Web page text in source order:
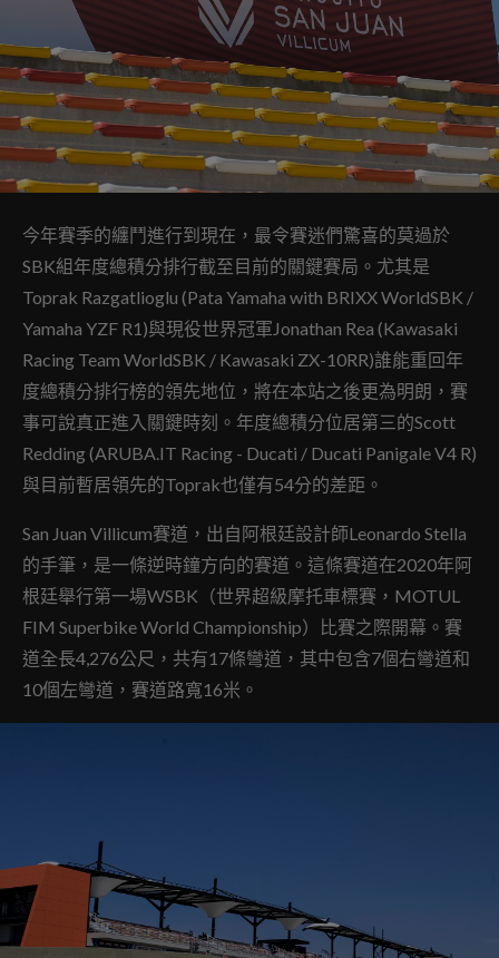
今年賽季的纏鬥進行到現在，最令賽迷們驚喜的莫過於
SBK組年度總積分排行截至目前的關鍵賽局。尤其是
Toprak Razgatlioglu (Pata Yamaha with BRIXX WorldSBK /
Yamaha YZF R1)與現役世界冠軍Jonathan Rea (Kawasaki
Racing Team WorldSBK / Kawasaki ZX-10RR)誰能重回年
度總積分排行榜的領先地位，將在本站之後更為明朗，賽
事可說真正進入關鍵時刻。年度總積分位居第三的Scott
Redding (ARUBA.IT Racing - Ducati / Ducati Panigale V4 R)
與目前暫居領先的Toprak也僅有54分的差距。
San Juan Villicum賽道，出自阿根廷設計師Leonardo Stella
的手筆，是一條逆時鐘方向的賽道。這條賽道在2020年阿
根廷舉行第一場WSBK（世界超級摩托車標賽，MOTUL
FIM Superbike World Championship）比賽之際開幕。賽
道全長4,276公尺，共有17條彎道，其中包含7個右彎道和
10個左彎道，賽道路寬16米。